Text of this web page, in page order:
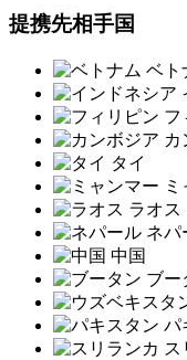
提携先相手国
ベト
フ
カ
タイ
ラオス
ネパ
中国
ブー
パ
ス